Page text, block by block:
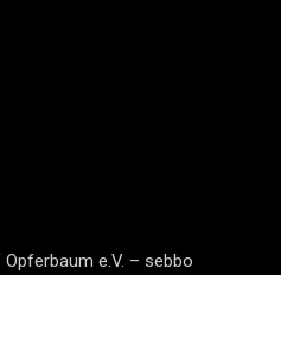
e.V. – sebbo